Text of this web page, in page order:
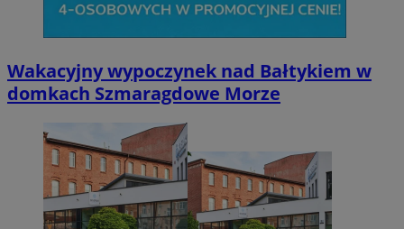
Wakacyjny wypoczynek nad Bałtykiem w
domkach Szmaragdowe Morze